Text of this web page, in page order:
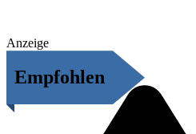
Anzeige
Empfohlen